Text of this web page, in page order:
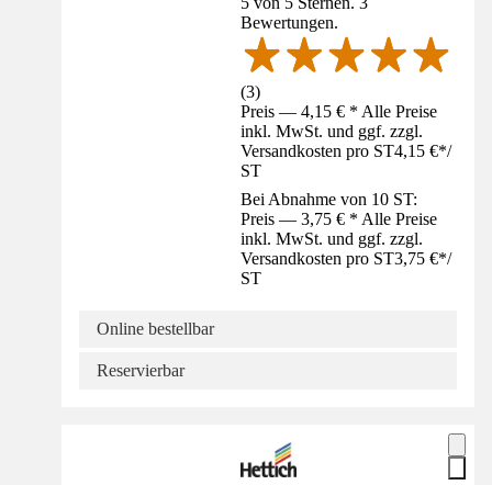
Bewertungen.
(3)
Preis — 4,15 € * Alle Preise
inkl. MwSt. und ggf. zzgl.
Versandkosten pro ST4,15 €*/
ST
Bei Abnahme von 10 ST:
Preis — 3,75 € * Alle Preise
inkl. MwSt. und ggf. zzgl.
Versandkosten pro ST3,75 €*/
ST
Online bestellbar
Reservierbar